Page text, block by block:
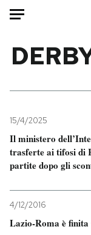
Mondo
Politica
Tecnologia
Internet
Scienza
Cultura
Economia
15/4/2025
Il ministero
trasferte ai tifosi di
partite dopo gli
4/12/2016
Lazio-Roma è finita